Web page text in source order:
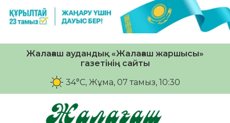
Жалағаш аудандық «Жалағаш жаршысы»
газетінің сайты
34°C, Жұма, 07 тамыз, 10:30